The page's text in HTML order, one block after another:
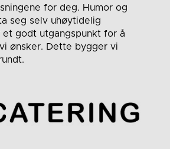
for deg. Humor og
seg selv uhøytidelig
et godt utgangspunkt for å
ønsker. Dette bygger vi